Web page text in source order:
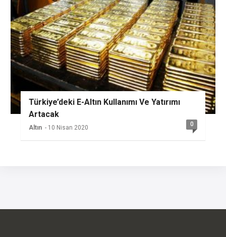
Türkiye’deki E-Altın Kullanımı Ve Yatırımı
Artacak
Altın - 10 Nisan 2020 0